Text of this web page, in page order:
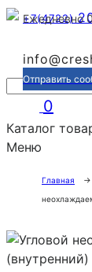
+7(4722)
Ежедневно
Отправить
0
Каталог
Меню
Главная →